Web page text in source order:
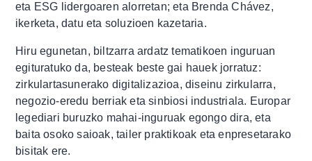
eta ESG lidergoaren alorretan; eta Brenda Chávez,
ikerketa, datu eta soluzioen kazetaria.
Hiru egunetan, biltzarra ardatz tematikoen inguruan
egituratuko da, besteak beste gai hauek jorratuz:
zirkulartasunerako digitalizazioa, diseinu zirkularra,
negozio-eredu berriak eta sinbiosi industriala. Europar
legediari buruzko mahai-inguruak egongo dira, eta
baita osoko saioak, tailer praktikoak eta enpresetarako
bisitak ere.